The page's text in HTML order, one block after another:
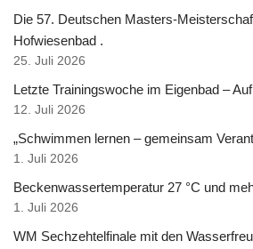
Die 57. Deutschen Masters-
Hofwiesenbad .
25. Juli 2026
Letzte Trainingswoche im Eigenbad –
12. Juli 2026
„Schwimmen lernen – gemeinsam
1. Juli 2026
Beckenwassertemperatur 27 °C und
1. Juli 2026
WM Sechzehtelfinale mit den